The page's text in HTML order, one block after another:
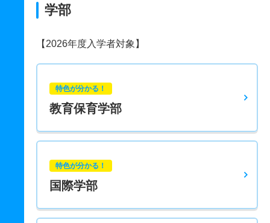
学部
【2026年度入学者対象】
特色が分かる！
教育保育学部
特色が分かる！
国際学部